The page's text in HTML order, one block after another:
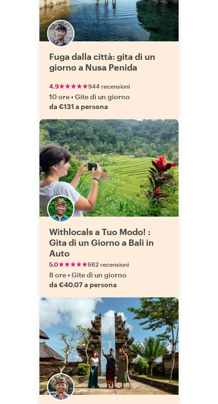
Fuga dalla città: gita di un
giorno a Nusa Penida
4.9 944 recensioni
10 ore•Gite di un giorno
da €131 a persona
Withlocals a Tuo Modo! :
Gita di un Giorno a Bali in
Auto
5.0 662 recensioni
8 ore•Gite di un giorno
da €40.07 a persona